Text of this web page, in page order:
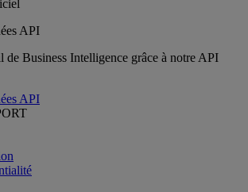
API
de Business Intelligence grâce à notre API
API